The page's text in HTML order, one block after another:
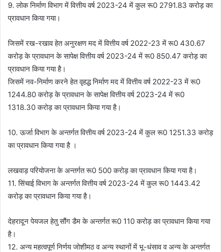
9. लोक निर्माण विभाग में वित्तीय वर्ष 2023-24 में कुल रू0 2791.83 करोड़ का
प्रावधान किया गया।
जिसमें रख-रखाव हेत अनुरक्षण मद में वित्तीय वर्ष 2022-23 में रू0 430.67
करोड़ के प्रावधान के सापेक्ष वित्तीय वर्ष 2023-24 में रू0 850.47 करोड़ का
प्रावधान किया गया है।
जिसमें नव-निर्माण करने हेत वृहद्ध निर्माण मद में वित्तीय वर्ष 2022-23 में रू0
1244.80 करोड़ के प्रावधान के सापेक्ष वित्तीय वर्ष 2023-24 में रू0
1318.30 करोड़ का प्रावधान किया गया है।
10. ऊर्जा विभाग के अन्तर्गत वित्तीय वर्ष 2023-24 में कुल रू0 1251.33 करोड़
का प्रावधान किया गया है ।
लखवाड़ परियोजना के अन्तर्गत रू0 500 करोड़ का प्रावधान किया गया है।
11. सिंचाई विभाग के अन्तर्गत वित्तीय वर्ष 2023-24 में कुल रू0 1443.42
करोड़ का प्रावधान किया गया है।
देहरादून पेयजल हेतु सौंग डैम के अन्तर्गत रू0 110 करोड़ का प्रावधान किया गया
है।
12. अन्य महत्वपूर्ण निर्णय जोशीमठ व अन्य स्थानों में भू-धंसाव व अन्य के अन्तर्गत